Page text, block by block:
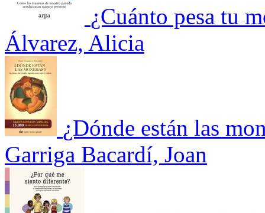
¿Cuánto pesa tu
Álvarez, Alicia
¿Dónde están las
Garriga Bacardí, Joan